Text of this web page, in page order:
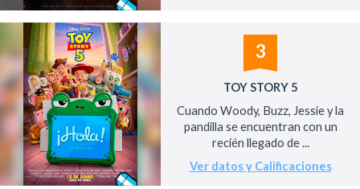
3
TOY STORY 5
Cuando Woody, Buzz, Jessie y la
pandilla se encuentran con un
recién llegado de ...
Ver datos y Calificaciones